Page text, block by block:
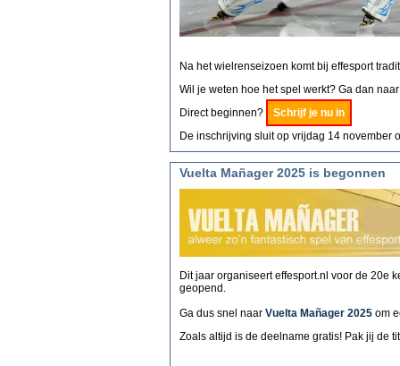
Na het wielrenseizoen komt bij effesport
Wil je weten hoe het spel werkt? Ga dan
Direct beginnen?
Schrijf je nu in
De inschrijving sluit op vrijdag 14 november
Vuelta Mañager 2025 is begonnen
Dit jaar organiseert effesport.nl voor de 20e
geopend.
Ga dus snel naar Vuelta Mañager 2025 om
Zoals altijd is de deelname gratis! Pak jij de